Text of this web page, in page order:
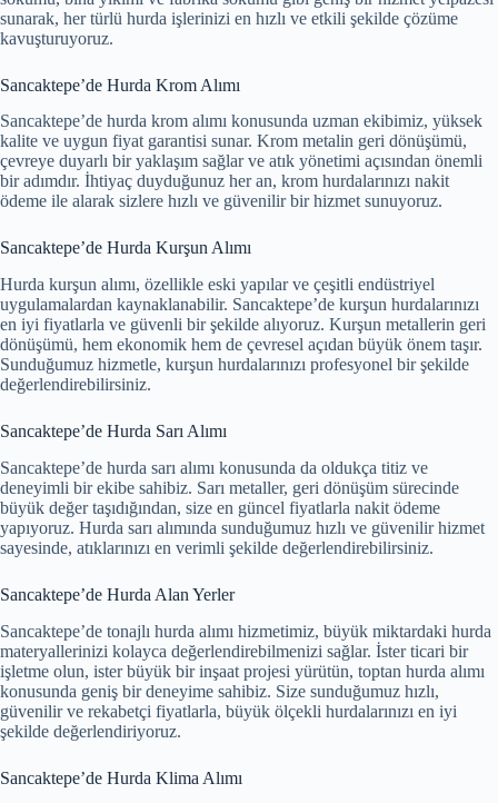
sunarak, her türlü hurda işlerinizi en hızlı ve etkili şekilde çözüme
kavuşturuyoruz.
Sancaktepe’de Hurda Krom Alımı
Sancaktepe’de hurda krom alımı konusunda uzman ekibimiz, yüksek
kalite ve uygun fiyat garantisi sunar. Krom metalin geri dönüşümü,
çevreye duyarlı bir yaklaşım sağlar ve atık yönetimi açısından önemli
bir adımdır. İhtiyaç duyduğunuz her an, krom hurdalarınızı nakit
ödeme ile alarak sizlere hızlı ve güvenilir bir hizmet sunuyoruz.
Sancaktepe’de Hurda Kurşun Alımı
Hurda kurşun alımı, özellikle eski yapılar ve çeşitli endüstriyel
uygulamalardan kaynaklanabilir. Sancaktepe’de kurşun hurdalarınızı
en iyi fiyatlarla ve güvenli bir şekilde alıyoruz. Kurşun metallerin geri
dönüşümü, hem ekonomik hem de çevresel açıdan büyük önem taşır.
Sunduğumuz hizmetle, kurşun hurdalarınızı profesyonel bir şekilde
değerlendirebilirsiniz.
Sancaktepe’de Hurda Sarı Alımı
Sancaktepe’de hurda sarı alımı konusunda da oldukça titiz ve
deneyimli bir ekibe sahibiz. Sarı metaller, geri dönüşüm sürecinde
büyük değer taşıdığından, size en güncel fiyatlarla nakit ödeme
yapıyoruz. Hurda sarı alımında sunduğumuz hızlı ve güvenilir hizmet
sayesinde, atıklarınızı en verimli şekilde değerlendirebilirsiniz.
Sancaktepe’de Hurda Alan Yerler
Sancaktepe’de tonajlı hurda alımı hizmetimiz, büyük miktardaki hurda
materyallerinizi kolayca değerlendirebilmenizi sağlar. İster ticari bir
işletme olun, ister büyük bir inşaat projesi yürütün, toptan hurda alımı
konusunda geniş bir deneyime sahibiz. Size sunduğumuz hızlı,
güvenilir ve rekabetçi fiyatlarla, büyük ölçekli hurdalarınızı en iyi
şekilde değerlendiriyoruz.
Sancaktepe’de Hurda Klima Alımı